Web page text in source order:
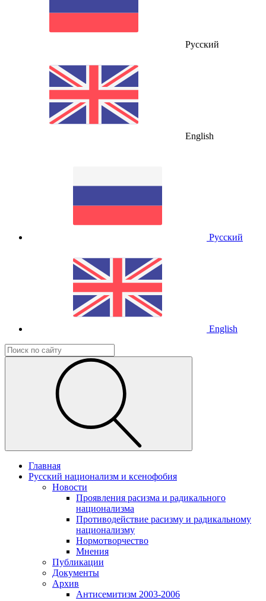
Русский
English
Русский
English
Главная
Русский национализм и ксенофобия
Новости
Проявления расизма и радикального
национализма
Противодействие расизму и радикальному
национализму
Нормотворчество
Мнения
Публикации
Документы
Архив
Антисемитизм 2003-2006